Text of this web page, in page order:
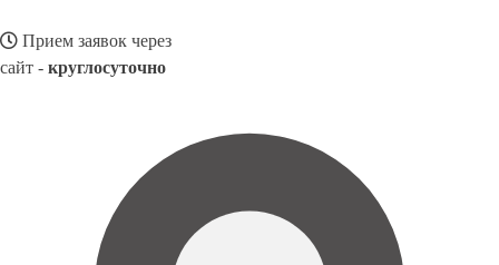
Прием заявок через
сайт - круглосуточно